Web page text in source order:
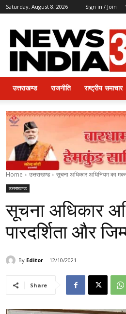
Saturday, August 8, 2026 Sign in / Join
उत्तराखण्ड राजनीति राष्ट्रीय समाचार
Home उत्तराखण्ड सूचना अधिकार अधिनियम का
उत्तराखण्ड
सूचना अधिकार
पारदर्शिता और
By Editor 12/10/2021
Share